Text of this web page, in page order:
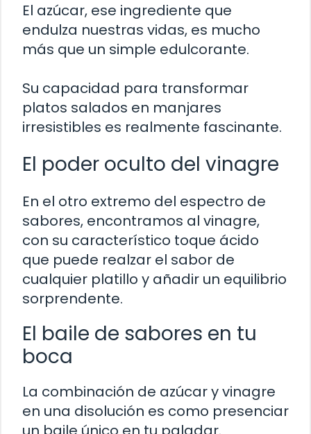
El azúcar, ese ingrediente que
endulza nuestras vidas, es mucho
más que un simple edulcorante.
Su capacidad para transformar
platos salados en manjares
irresistibles es realmente fascinante.
El poder oculto del vinagre
En el otro extremo del espectro de
sabores, encontramos al vinagre,
con su característico toque ácido
que puede realzar el sabor de
cualquier platillo y añadir un equilibrio
sorprendente.
El baile de sabores en tu
boca
La combinación de azúcar y vinagre
en una disolución es como presenciar